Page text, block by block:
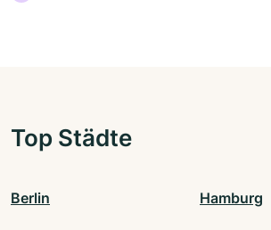
Top Städte
Berlin Hamburg